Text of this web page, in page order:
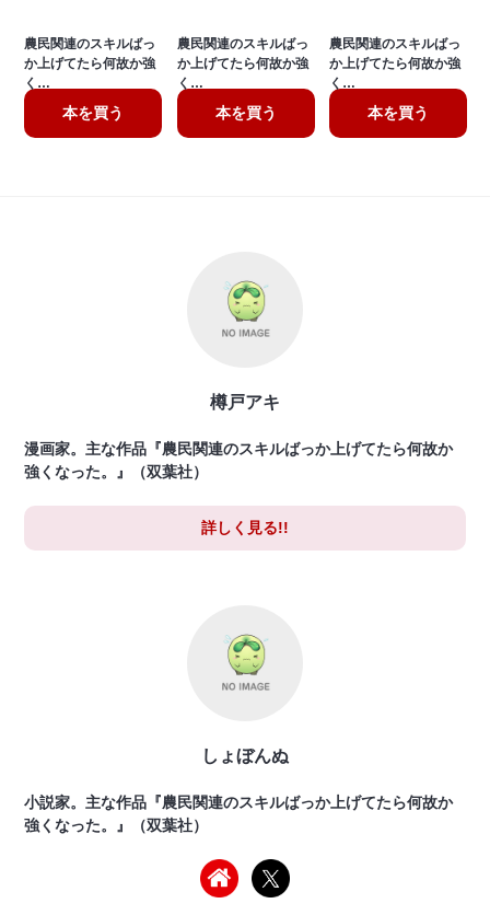
農民関連のスキルばっ
か上げてたら何故か強
く…
本を買う
農民関連のスキルばっ
か上げてたら何故か強
く…
本を買う
農民関連のスキルばっ
か上げてたら何故か強
く…
本を買う
樽戸アキ
漫画家。主な作品『農民関連のスキルばっか上げてたら何故か
強くなった。』（双葉社）
詳しく見る!!
しょぼんぬ
小説家。主な作品『農民関連のスキルばっか上げてたら何故か
強くなった。』（双葉社）